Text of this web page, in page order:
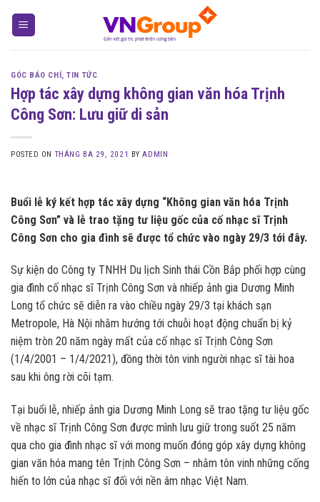
GÓC BÁO CHÍ,TIN TỨC
Hợp tác xây dựng không gian văn hóa Trịnh
Công Sơn: Lưu giữ di sản
POSTED ON THÁNG BA 29, 2021 BYADMIN
Buổi lễ ký kết hợp tác xây dựng “Không gian văn hóa Trịnh
Công Sơn” và lễ trao tặng tư liệu gốc của cố nhạc sĩ Trịnh
Công Sơn cho gia đình sẽ được tổ chức vào ngày 29/3 tới đây.
Sự kiện do Công ty TNHH Du lịch Sinh thái Cồn Bắp phối hợp cùng
gia đình cố nhạc sĩ Trịnh Công Sơn và nhiếp ảnh gia Dương Minh
Long tổ chức sẽ diễn ra vào chiều ngày 29/3 tại khách sạn
Metropole, Hà Nội nhằm hướng tới chuỗi hoạt động chuẩn bị kỷ
niệm tròn 20 năm ngày mất của cố nhạc sĩ Trịnh Công Sơn
(1/4/2001 – 1/4/2021), đồng thời tôn vinh người nhạc sĩ tài hoa
sau khi ông rời cõi tạm.
Tại buổi lễ, nhiếp ảnh gia Dương Minh Long sẽ trao tặng tư liệu gốc
về nhạc sĩ Trịnh Công Sơn được mình lưu giữ trong suốt 25 năm
qua cho gia đình nhạc sĩ với mong muốn đóng góp xây dựng không
gian văn hóa mang tên Trịnh Công Sơn – nhằm tôn vinh những cống
hiến to lớn của nhạc sĩ đối với nền âm nhạc Việt Nam.